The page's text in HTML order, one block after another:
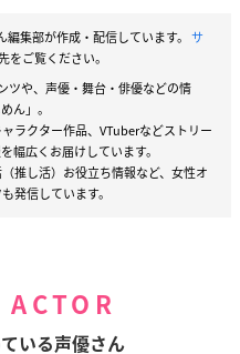
編集部が作成・配信しています。 サ
をご覧ください。
ツや、声優・舞台・俳優などの情
ん」。
ラクター作品、VTuberなどストリー
幅広くお届けしています。
推し活）お役立ち情報など、女性オ
発信しています。
いる声優さん